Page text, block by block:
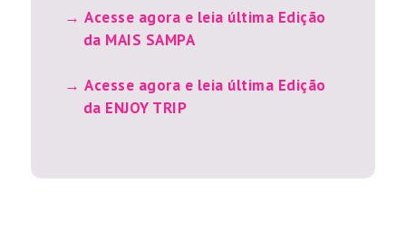
Acesse agora e leia última Edição
da MAIS SAMPA
Acesse agora e leia última Edição
da ENJOY TRIP